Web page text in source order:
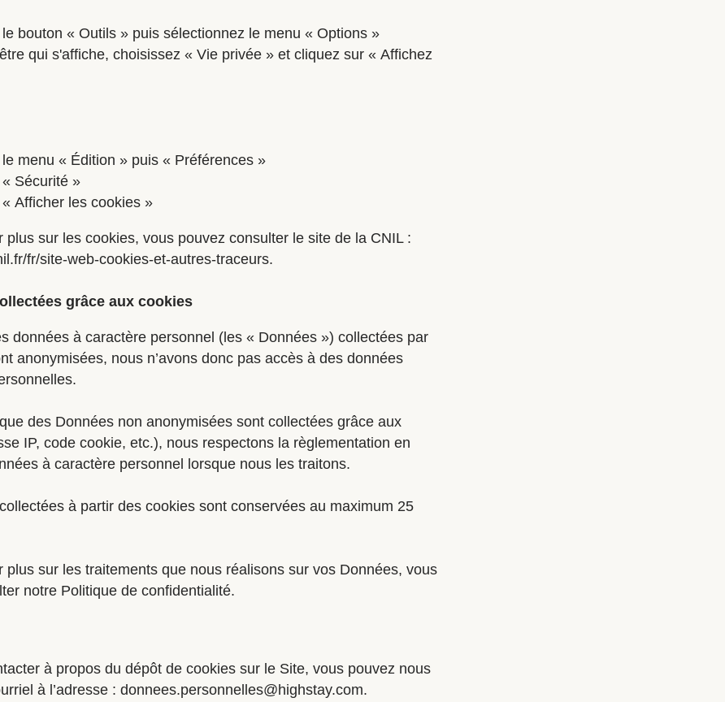
bouton « Outils » puis sélectionnez le menu « Options »
qui s'affiche, choisissez « Vie privée » et cliquez sur « Affichez
menu « Édition » puis « Préférences »
Sécurité »
Afficher les cookies »
plus sur les cookies, vous pouvez consulter le site de la CNIL :
fr/site-web-cookies-et-autres-traceurs.
grâce aux cookies
données à caractère personnel (les « Données ») collectées par
anonymisées, nous n’avons donc pas accès à des données
des Données non anonymisées sont collectées grâce aux
IP, code cookie, etc.), nous respectons la règlementation en
à caractère personnel lorsque nous les traitons.
à partir des cookies sont conservées au maximum 25
plus sur les traitements que nous réalisons sur vos Données, vous
notre Politique de confidentialité.
à propos du dépôt de cookies sur le Site, vous pouvez nous
à l’adresse : donnees.personnelles@highstay.com.